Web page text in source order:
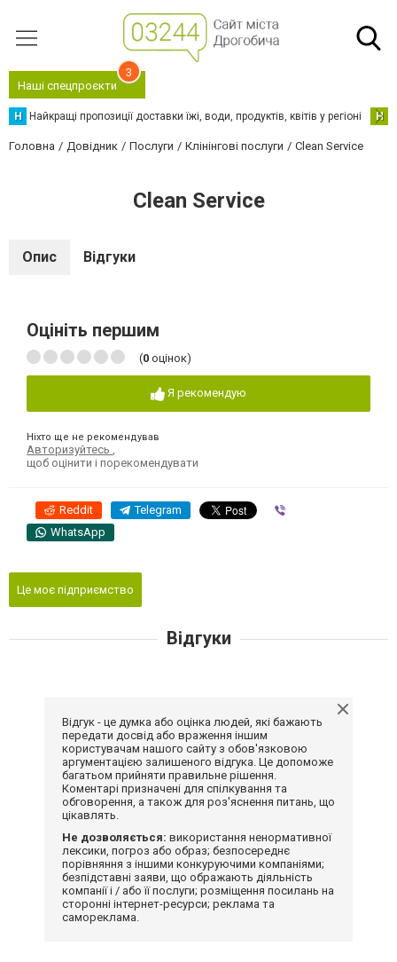
Наші спецпроєкти
3
Н Найкращі пропозиції доставки їжі, води, продуктів, квітів у регіоні Н
Головна Довідник Послуги Клінінгові послуги Clean Service
Clean Service
Опис Відгуки
Оцініть першим
(0 оцінок)
Я рекомендую
Ніхто ще не рекомендував
Авторизуйтесь
щоб оцінити і порекомендувати
Reddit Telegram
WhatsApp
Це моє підприємство
Відгуки
Відгук - це думка або оцінка людей, які бажають
передати досвід або враження іншим
користувачам нашого сайту з обов'язковою
аргументацією залишеного відгука. Це допоможе
багатьом прийняти правильне рішення.
Коментарі призначені для спілкування та
обговорення, а також для роз'яснення питань, що
цікавлять.
Не дозволяється: використання ненормативної
лексики, погроз або образ; безпосереднє
порівняння з іншими конкуруючими компаніями;
безпідставні заяви, що ображають діяльність
компанії і / або її послуги; розміщення посилань на
сторонні інтернет-ресурси; реклама та
самореклама.